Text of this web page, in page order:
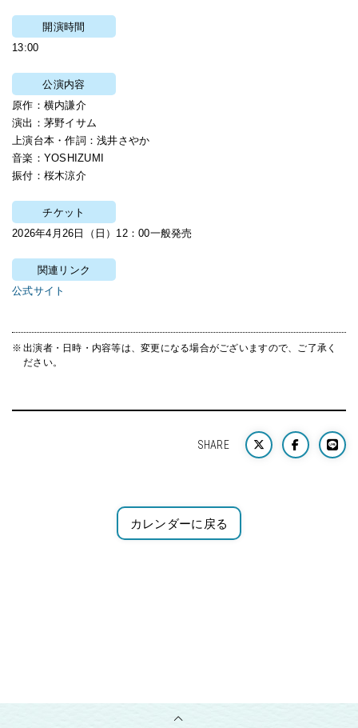
開演時間
13:00
公演内容
原作：横内謙介
演出：茅野イサム
上演台本・作詞：浅井さやか
音楽：YOSHIZUMI
振付：桜木涼介
チケット
2026年4月26日（日）12：00一般発売
関連リンク
公式サイト
出演者・日時・内容等は、変更になる場合がございますので、ご了承く
ださい。
SHARE
カレンダーに戻る